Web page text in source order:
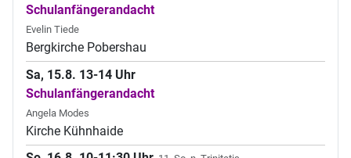
Schulanfängerandacht
Evelin Tiede
Bergkirche Pobershau
Sa, 15.8. 13-14 Uhr
Schulanfängerandacht
Angela Modes
Kirche Kühnhaide